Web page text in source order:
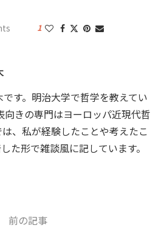
1
です。明治大学で哲学を教えてい
向きの専門はヨーロッパ近現代哲
、私が経験したことや考えたこ
た形で雑談風に記しています。
前の記事